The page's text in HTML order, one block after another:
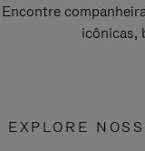
Encontre
icônicas,
EXPLORE